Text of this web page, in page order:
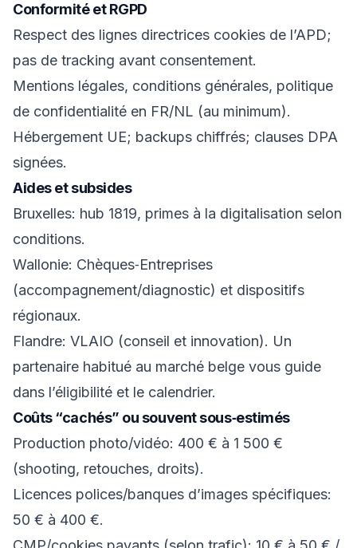
Conformité et RGPD
Respect des lignes directrices cookies de l’APD;
pas de tracking avant consentement.
Mentions légales, conditions générales, politique
de confidentialité en FR/NL (au minimum).
Hébergement UE; backups chiffrés; clauses DPA
signées.
Aides et subsides
Bruxelles: hub 1819, primes à la digitalisation selon
conditions.
Wallonie: Chèques‑Entreprises
(accompagnement/diagnostic) et dispositifs
régionaux.
Flandre: VLAIO (conseil et innovation). Un
partenaire habitué au marché belge vous guide
dans l’éligibilité et le calendrier.
Coûts “cachés” ou souvent sous‑estimés
Production photo/vidéo: 400 € à 1 500 €
(shooting, retouches, droits).
Licences polices/banques d’images spécifiques:
50 € à 400 €.